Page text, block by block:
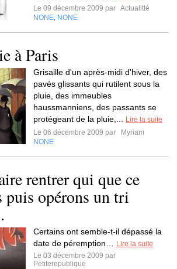
Le 09 décembre 2009 par Actualitté
NONE NONE
à Paris
Grisaille d'un après-midi d'hiver, des
pavés glissants qui rutilent sous la
pluie, des immeubles
haussmanniens, des passants se
protégeant de la pluie,...
Lire la suite
Le 06 décembre 2009 par
Myriam
NONE
rentrer qui que ce
opérons un tri
Certains ont semble-t-il dépassé la
date de péremption…
Lire la suite
Le 03 décembre 2009 par
Petiterepublique